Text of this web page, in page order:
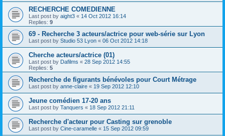
RECHERCHE COMEDIENNE
Last post by aight3 « 14 Oct 2012 16:14
Replies: 9
69 - Recherche 3 acteurs/actrice pour web-série sur Lyon
Last post by Studio 53 Lyon « 06 Oct 2012 14:18
Cherche acteurs/actrice (01)
Last post by Dafilms « 28 Sep 2012 14:55
Replies: 5
Recherche de figurants bénévoles pour Court Métrage
Last post by anne-claire « 19 Sep 2012 12:10
Jeune comédien 17-20 ans
Last post by Tanquers « 18 Sep 2012 21:11
Recherche d'acteur pour Casting sur grenoble
Last post by Cine-caramelle « 15 Sep 2012 09:59